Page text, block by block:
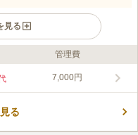
見る
景はまるで公園のようです。
す。 最初から納骨すること
管理費
7,000円
る